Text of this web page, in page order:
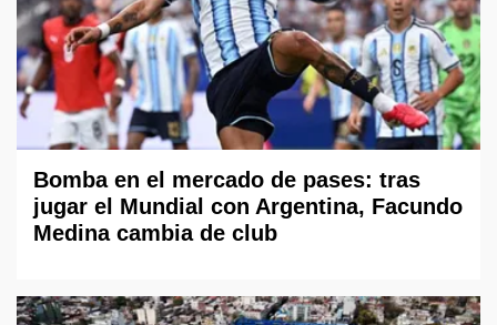
Bomba en el mercado de pases: tras
jugar el Mundial con Argentina, Facundo
Medina cambia de club